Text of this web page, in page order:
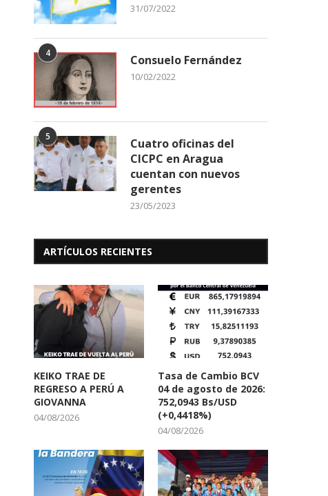
31/07/2022
4 Consuelo Fernández
10/02/2022
5
Cuatro oficinas del
CICPC en Aragua
cuentan con nuevos
gerentes
23/05/2023
ARTÍCULOS RECIENTES
KEIKO TRAE DE
REGRESO A PERÚ A
GIOVANNA
04/08/2026
Tasa de Cambio BCV
04 de agosto de 2026:
752,0943 Bs/USD
(+0,4418%)
04/08/2026